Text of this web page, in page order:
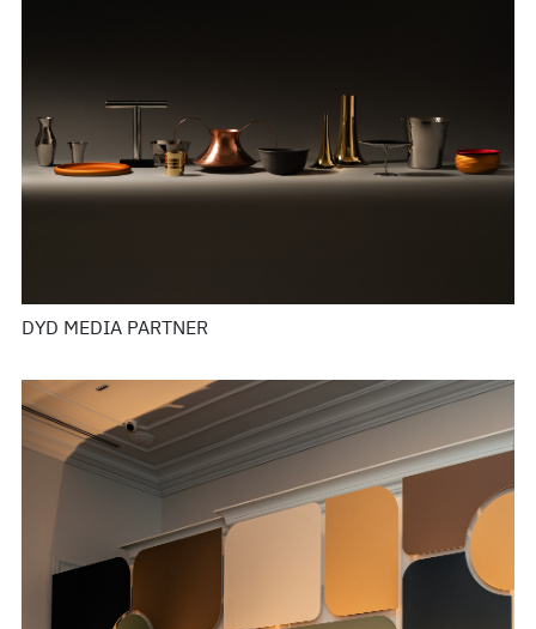
DYD MEDIA PARTNER